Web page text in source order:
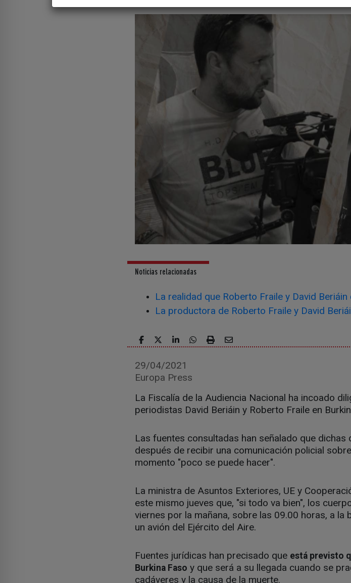
Noticias relacionadas
La realidad que Roberto Fraile y David
La productora de Roberto Fraile y David
29/04/2021
Europa Press
La Fiscalía de la Audiencia Nacional ha incoado
periodistas David Beriáin y Roberto Fraile en
Las fuentes consultadas han señalado que
después de recibir una comunicación policial
momento "poco se puede hacer".
La ministra de Asuntos Exteriores, UE y
este mismo jueves que, "si todo va bien", los
viernes por la mañana, sobre las 09.00 horas, a
un avión del Ejército del Aire.
Fuentes jurídicas han precisado que está previsto
Burkina Faso y que será a su llegada cuando se
cadáveres y la causa de la muerte.